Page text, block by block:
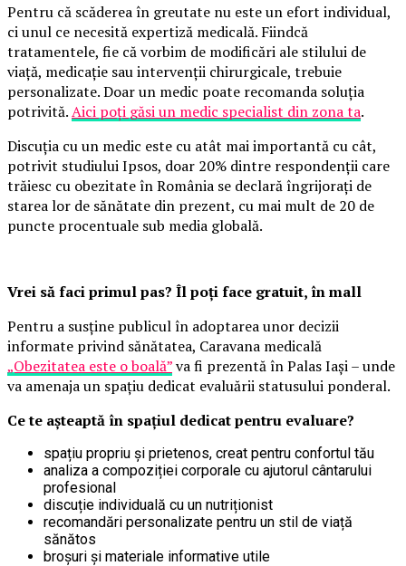
Pentru că scăderea în greutate nu este un efort individual,
ci unul ce necesită expertiză medicală. Fiindcă
tratamentele, fie că vorbim de modificări ale stilului de
viață, medicație sau intervenții chirurgicale, trebuie
personalizate. Doar un medic poate recomanda soluția
potrivită.Aici poți găsi un medic specialist din zona ta.
Discuția cu un medic este cu atât mai importantă cu cât,
potrivit studiului Ipsos, doar 20% dintre respondenții care
trăiesc cu obezitate în România se declară îngrijorați de
starea lor de sănătate din prezent, cu mai mult de 20 de
puncte procentuale sub media globală.
Vrei să faci primul pas? Îl poți face gratuit, în mall
Pentru a susține publicul în adoptarea unor decizii
informate privind sănătatea, Caravana medicală
„Obezitatea este o boală”va fi prezentă în Palas Iași – unde
va amenaja un spațiu dedicat evaluării statusului ponderal.
Ce te așteaptă în spațiul dedicat pentru evaluare?
spațiu propriu și prietenos, creat pentru confortul tău
analiza a compoziției corporale cu ajutorul cântarului
profesional
discuție individuală cu un nutriționist
recomandări personalizate pentru un stil de viață
sănătos
broșuri și materiale informative utile